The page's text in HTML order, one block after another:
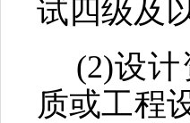
试四级及
(2)设
质或工程